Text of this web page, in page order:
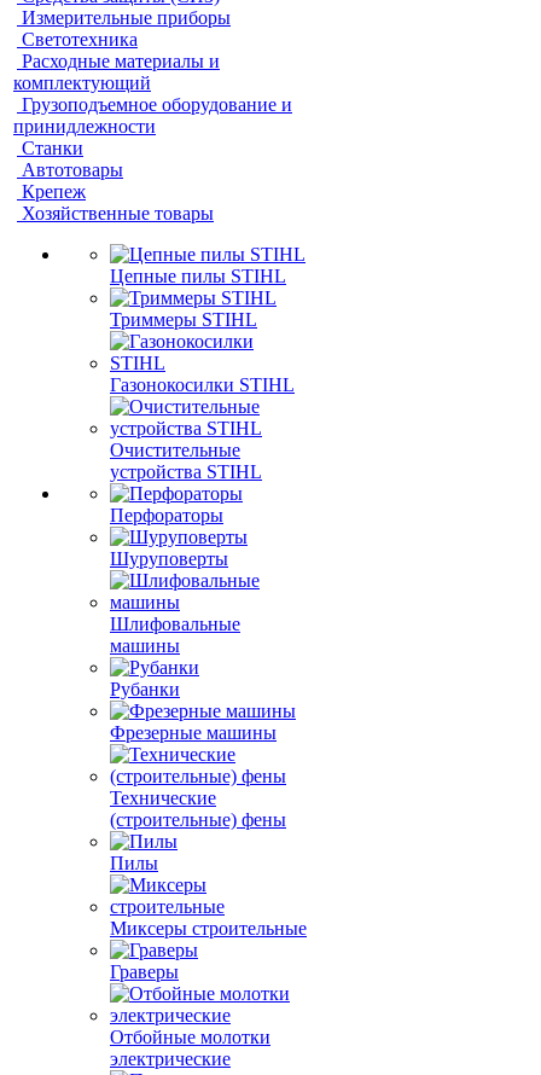
Измерительные приборы
Светотехника
Расходные материалы и
комплектующий
Грузоподъемное оборудование и
принидлежности
Станки
Автотовары
Крепеж
Хозяйственные товары
Цепные пилы STIHL
Триммеры STIHL
Газонокосилки STIHL
Очистительные
устройства STIHL
Перфораторы
Шуруповерты
Шлифовальные
машины
Рубанки
Фрезерные машины
Технические
(строительные) фены
Пилы
Миксеры строительные
Граверы
Отбойные молотки
электрические